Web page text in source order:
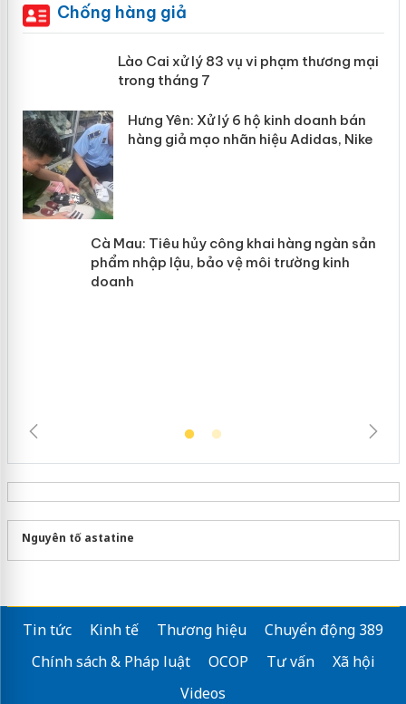
Chống hàng giả
Lào Cai xử lý 83 vụ vi phạm thương
mại trong tháng 7
Nguyên tố astatine
Tin tức Kinh tế Thương hiệu
Chuyển động 389
Chính sách & Pháp luật
OCOP Tư vấn
Xã hội
Videos